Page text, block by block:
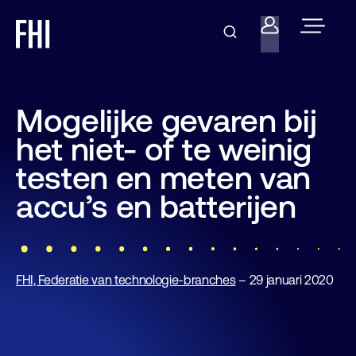
Mogelijke gevaren bij
het niet- of te weinig
testen en meten van
accu’s en batterijen
FHI, Federatie van technologie-branches– 29 januari 2020